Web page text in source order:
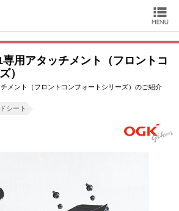
用アタッチメント（フロントコ
）
メント（フロントコンフォートシリーズ）のご紹介
シート